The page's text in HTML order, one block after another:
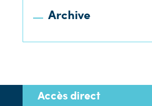
Archive
Accès direct